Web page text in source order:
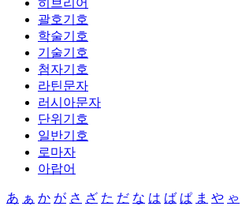
히브리어
괄호기호
학술기호
기술기호
첨자기호
라틴문자
러시아문자
단위기호
일반기호
로마자
아랍어
あ ぁ か が さ ざ た だ な は ば ぱ ま や ゃ